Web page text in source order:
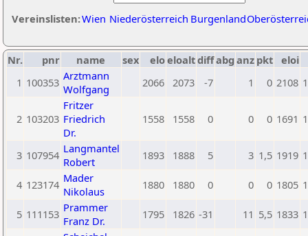
Vereinslisten:Wien Niederösterreich Burgenland
Nr. pnr name sex eloeloaltdiffabg anz pkt eloi
1 100353 Arztmann
Wolfgang
2066 2073 -7 1 0 2108
2 103203
Fritzer
Friedrich
Dr.
1558 1558 0 0 0 1691
3 107954 Langmantel
Robert
1893 1888 5 3 1,5 1919
4 123174 Mader
Nikolaus
1880 1880 0 0 0 1805
5 111153 Prammer
Franz Dr.
1795 1826 -31 11 5,5 1833